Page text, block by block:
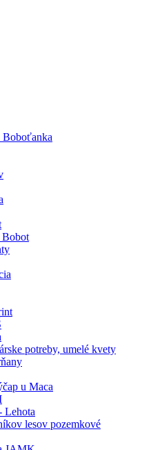
Boboťanka
Bobot
potreby, umelé kvety
u Maca
Lehota
lesov pozemkové